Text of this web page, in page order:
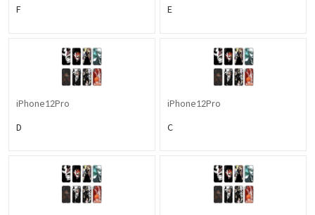
F E
iPhone12Pro
D
iPhone12Pro
C